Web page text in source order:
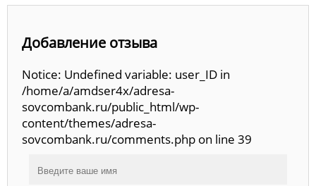
Добавление отзыва
Notice: Undefined variable: user_ID in
/home/a/amdser4x/adresa-
sovcombank.ru/public_html/wp-
content/themes/adresa-
sovcombank.ru/comments.php on line 39